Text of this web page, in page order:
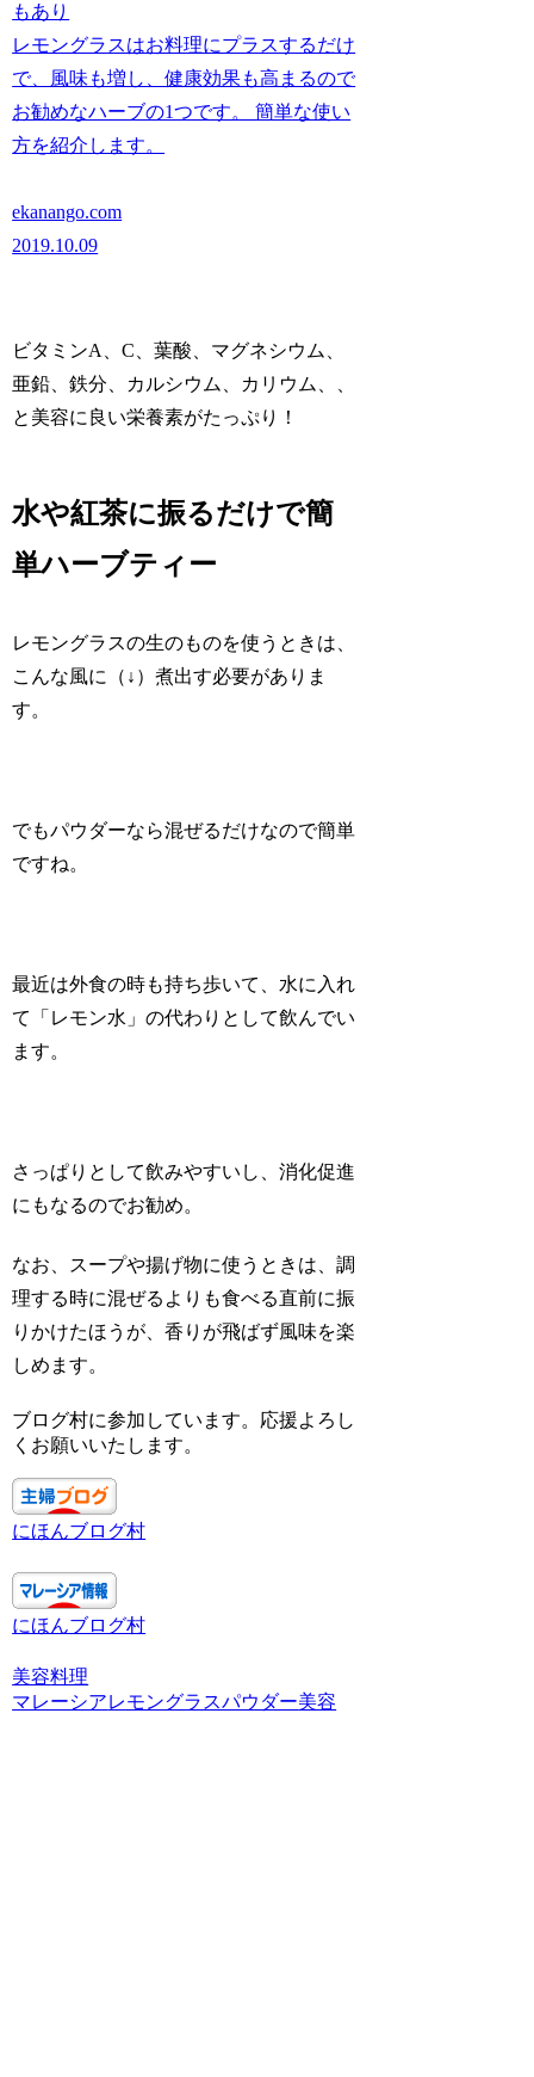
もあり
レモングラスはお料理にプラスするだけ
で、風味も増し、健康効果も高まるので
お勧めなハーブの1つです。 簡単な使い
方を紹介します。
ekanango.com
2019.10.09
ビタミンA、C、葉酸、マグネシウム、
亜鉛、鉄分、カルシウム、カリウム、、
と美容に良い栄養素がたっぷり！
水や紅茶に振るだけで簡
単ハーブティー
レモングラスの生のものを使うときは、
こんな風に（↓）煮出す必要がありま
す。
でもパウダーなら混ぜるだけなので簡単
ですね。
最近は外食の時も持ち歩いて、水に入れ
て「レモン水」の代わりとして飲んでい
ます。
さっぱりとして飲みやすいし、消化促進
にもなるのでお勧め。
なお、スープや揚げ物に使うときは、調
理する時に混ぜるよりも食べる直前に振
りかけたほうが、香りが飛ばず風味を楽
しめます。
ブログ村に参加しています。応援よろし
くお願いいたします。
にほんブログ村
にほんブログ村
美容料理
マレーシアレモングラスパウダー美容